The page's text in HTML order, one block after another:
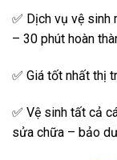
✅ Dịch vụ vệ sinh
– 30 phút hoàn
✅ Giá tốt nhất thị
✅ Vệ sinh tất cả
sửa chữa – bảo